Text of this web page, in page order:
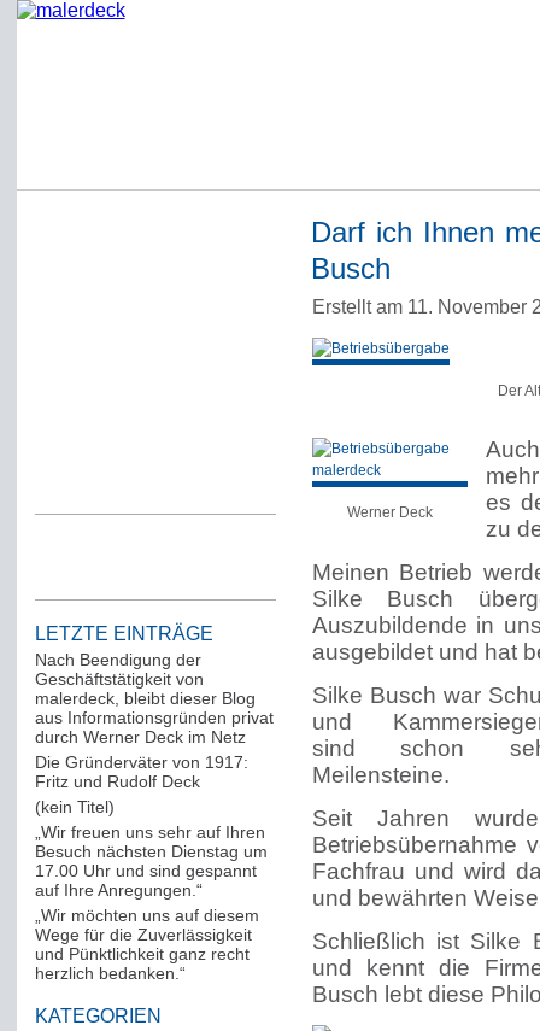
LETZTE EINTRÄGE
Nach Beendigung der
Geschäftstätigkeit von
malerdeck, bleibt dieser Blog
aus Informationsgründen privat
durch Werner Deck im Netz
Die Gründerväter von 1917:
Fritz und Rudolf Deck
(kein Titel)
„Wir freuen uns sehr auf Ihren
Besuch nächsten Dienstag um
17.00 Uhr und sind gespannt
auf Ihre Anregungen.“
„Wir möchten uns auf diesem
Wege für die Zuverlässigkeit
und Pünktlichkeit ganz recht
herzlich bedanken.“
KATEGORIEN
Darf ich Ihnen
Busch
Erstellt am 11. November
Der
Werner Deck
es
zu
Meinen Betrieb
Silke Busch
Auszubildende in
ausgebildet und hat
Silke Busch war
und
sind schon
Meilensteine.
Seit Jahren
Betriebsübernahme
Fachfrau und wird
und bewährten
Schließlich ist Silke
und kennt die
Busch lebt diese